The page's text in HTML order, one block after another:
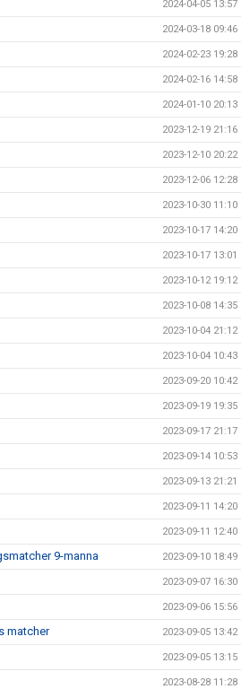
2024-04-05 13:57
2024-03-18 09:46
2024-02-23 19:28
2024-02-16 14:58
2024-01-10 20:13
2023-12-19 21:16
2023-12-10 20:22
2023-12-06 12:28
2023-10-30 11:10
2023-10-17 14:20
2023-10-17 13:01
2023-10-12 19:12
2023-10-08 14:35
2023-10-04 21:12
2023-10-04 10:43
2023-09-20 10:42
2023-09-19 19:35
2023-09-17 21:17
2023-09-14 10:53
2023-09-13 21:21
2023-09-11 14:20
2023-09-11 12:40
9-manna 2023-09-10 18:49
2023-09-07 16:30
2023-09-06 15:56
matcher 2023-09-05 13:42
2023-09-05 13:15
2023-08-28 11:28